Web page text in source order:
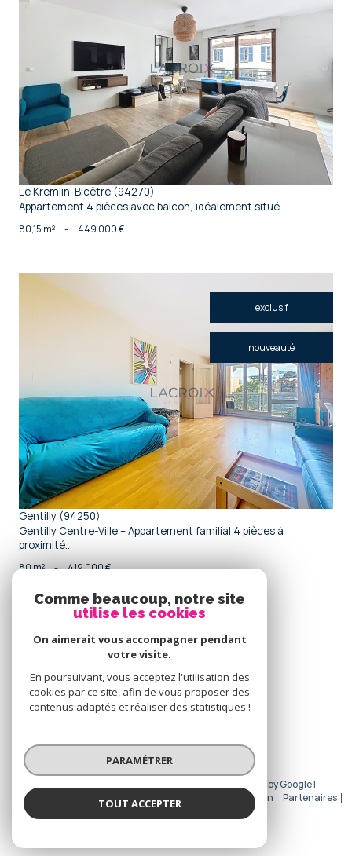
voir le bien
Le Kremlin-Bicêtre (94270)
Appartement 4 pièces avec balcon, idéalement situé
80,15 m² - 449 000 €
exclusif
nouveauté
voir le bien
Gentilly (94250)
Gentilly Centre-Ville – Appartement familial 4 pièces à
proximité...
80 m² - 419 000 €
connecter
espace propriétaire
Nous
adhérons
© 2026 | Tous droits réservés | Traduction powered by Google |
Nos honoraires
Plan du site Mentions légales Admin
Partenaires
Politique RGPD
Comme beaucoup, notre site
utilise les cookies
On aimerait vous accompagner pendant
votre visite.
En poursuivant, vous acceptez l'utilisation des
cookies par ce site, afin de vous proposer des
contenus adaptés et réaliser des statistiques !
PARAMÉTRER
TOUT ACCEPTER